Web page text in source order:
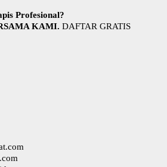
Profesional?
KAMI. DAFTAR GRATIS